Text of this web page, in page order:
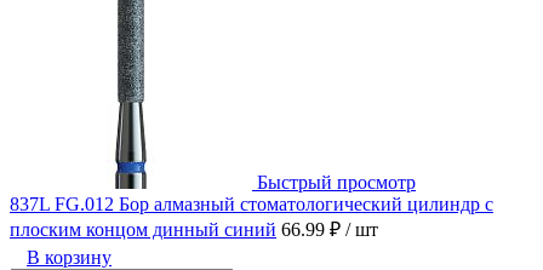
Быстрый просмотр
837L FG.012 Бор алмазный стоматологический цилиндр с
плоским концом динный синий 66.99 ₽ / шт
В корзину